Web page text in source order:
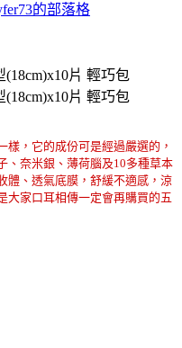
的部落格
片 輕巧包
片 輕巧包
樣，它的成份可是經過嚴選的，
、奈米銀、薄荷腦及10多種草本
體、透氣底膜，舒緩不適感，涼
大家口耳相傳一定會再購買的五